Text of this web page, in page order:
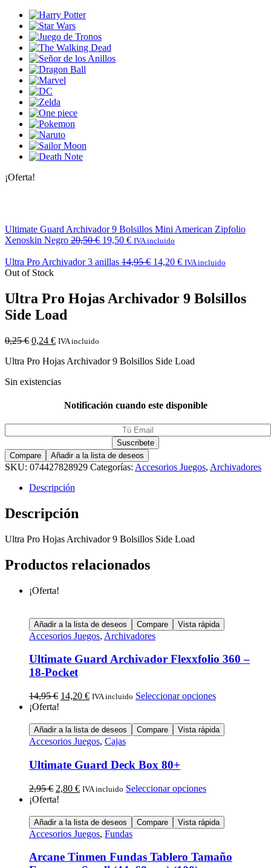
¡Oferta!
Ultimate Guard Archivador 9 Bolsillos Mini American Zipfolio
Xenoskin Negro 20,50€ 19,50 € IVA incluido
Ultra Pro Archivador 3 anillas 14,95€ 14,20 € IVA incluido
Out of Stock
Ultra Pro Hojas Archivador 9 Bolsillos
Side Load
0,25€ 0,24 € IVA incluido
Ultra Pro Hojas Archivador 9 Bolsillos Side Load
Sin existencias
Notificación cuando este disponible
Compare Añadir a la lista de deseos
SKU: 074427828929 Categorías: Accesorios Juegos, Archivadores
Descripción
Descripción
Ultra Pro Hojas Archivador 9 Bolsillos Side Load
Productos relacionados
¡Oferta!
Añadir a la lista de deseos Compare Vista rápida
Accesorios Juegos, Archivadores
Ultimate Guard Archivador Flexxfolio 360 –
18-Pocket
14,95€ 14,20 € IVA incluido Seleccionar opciones
¡Oferta!
Añadir a la lista de deseos Compare Vista rápida
Accesorios Juegos, Cajas
Ultimate Guard Deck Box 80+
2,95€ 2,80 € IVA incluido Seleccionar opciones
¡Oferta!
Añadir a la lista de deseos Compare Vista rápida
Accesorios Juegos, Fundas
Arcane Tinmen Fundas Tablero Tamaño